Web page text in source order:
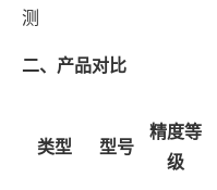
测
二、产品对比
类型 型号
精度等
级